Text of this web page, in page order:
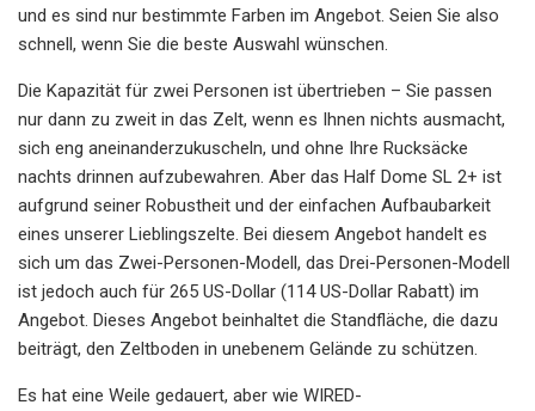
und es sind nur bestimmte Farben im Angebot. Seien Sie also
schnell, wenn Sie die beste Auswahl wünschen.
Die Kapazität für zwei Personen ist übertrieben – Sie passen
nur dann zu zweit in das Zelt, wenn es Ihnen nichts ausmacht,
sich eng aneinanderzukuscheln, und ohne Ihre Rucksäcke
nachts drinnen aufzubewahren. Aber das Half Dome SL 2+ ist
aufgrund seiner Robustheit und der einfachen Aufbaubarkeit
eines unserer Lieblingszelte. Bei diesem Angebot handelt es
sich um das Zwei-Personen-Modell, das Drei-Personen-Modell
ist jedoch auch für 265 US-Dollar (114 US-Dollar Rabatt) im
Angebot. Dieses Angebot beinhaltet die Standfläche, die dazu
beiträgt, den Zeltboden in unebenem Gelände zu schützen.
Es hat eine Weile gedauert, aber wie WIRED-